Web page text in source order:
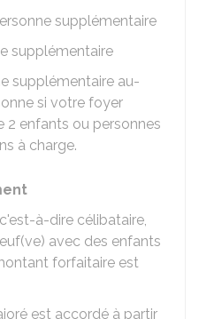
supplémentaire
supplémentaire
supplémentaire au-
si votre foyer
2 enfants ou personnes
à charge.
à-dire célibataire,
avec des enfants
forfaitaire est
est accordé à partir